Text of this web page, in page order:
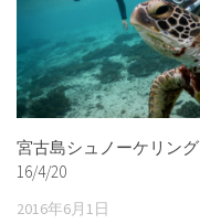
宮古島シュノーケリング
16/4/20
2016年6月1日